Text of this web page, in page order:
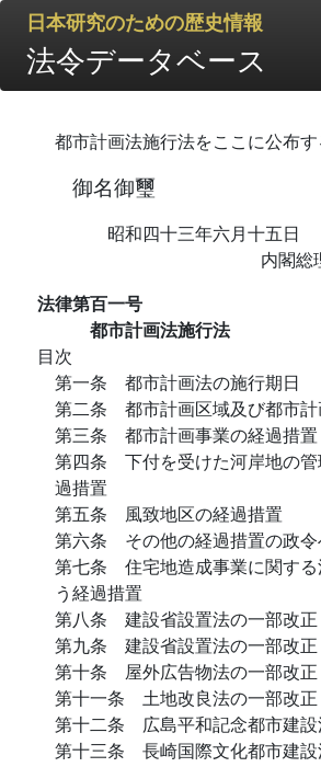
日本研究のための歴史情報
法令データベース
都市計画法施行法をここに公布す
御名御璽
昭和四十三年六月十五日
内閣
法律第百一号
都市計画法施行法
目次
第一条 都市計画法の施行期日
第二条 都市計画区域及び都市計
第三条 都市計画事業の経過措置
第四条 下付を受けた河岸地の管
過措置
第五条 風致地区の経過措置
第六条 その他の経過措置の政令
第七条 住宅地造成事業に関する
う経過措置
第八条 建設省設置法の一部改正
第九条 建設省設置法の一部改正
第十条 屋外広告物法の一部改正
第十一条 土地改良法の一部改正
第十二条 広島平和記念都市建設
第十三条 長崎国際文化都市建設